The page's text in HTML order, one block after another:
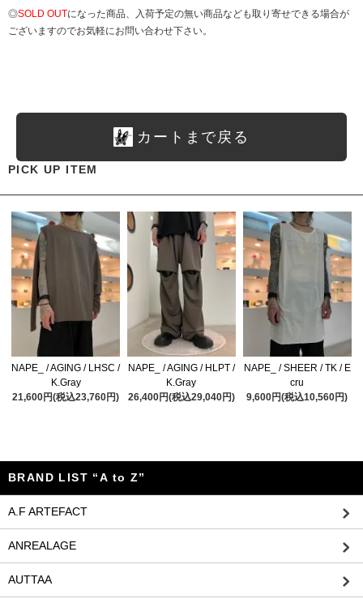
◎SOLD OUTになった商品、入荷予定の無い商品なども取り寄せできる場合が
ございますのでお気軽にお問い合わせ下さい。
カートまで戻る
PICK UP ITEM
NAPE_ / AGING / LHSC /
K.Gray
21,600円(税込23,760円)
NAPE_ / AGING / HLPT /
K.Gray
26,400円(税込29,040円)
NAPE_ / SHEER / TK / E
cru
9,600円(税込10,560円)
BRAND LIST “A to Z”
A.F ARTEFACT
ANREALAGE
AUTTAA